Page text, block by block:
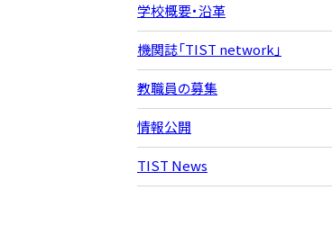
学校概要・沿革
機関誌「TIST network」
教職員の募集
情報公開
TIST News